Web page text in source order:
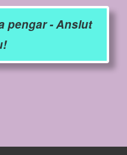
pengar - Anslut